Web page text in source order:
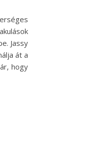
Jassy
át a
hogy